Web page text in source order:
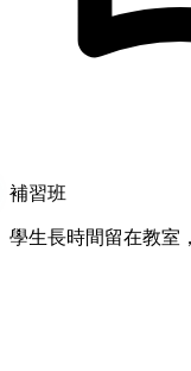
補習班
學生長時間留在教室